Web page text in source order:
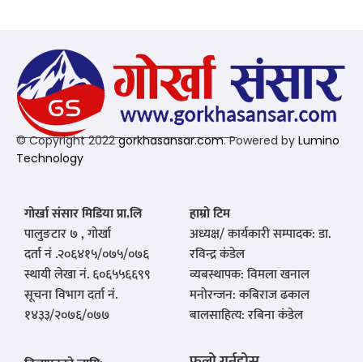
© Copyright 2022gorkhasansar.com. Powered by Lumino
Technology
गोर्खा संसार मिडिया प्रा.लि
पालुङटार ७ , गोर्खा
दर्ता नं .२०६४१५/०७५/०७६
स्थायी लेखा नं. ६०६५५६६९९
सूचना विभाग दर्ता नं.
१४३३/२०७६/०७७
हाम्रो टिम
अध्यक्ष/ कार्यकारी सम्पादक: डा.
रविन्द्र कंडेल
व्यबस्थापक: विमला खनाल
मनोरन्जन: कबिराज ढकाल
बालसाहित्य: रबिना कंडेल